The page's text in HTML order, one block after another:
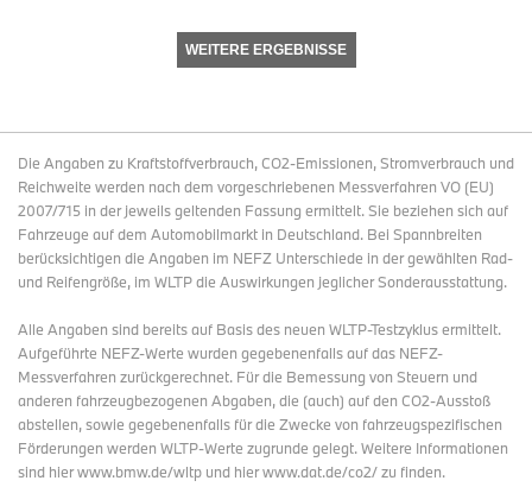
WEITERE ERGEBNISSE
Die Angaben zu Kraftstoffverbrauch, CO2-Emissionen, Stromverbrauch und
Reichweite werden nach dem vorgeschriebenen Messverfahren VO (EU)
2007/715 in der jeweils geltenden Fassung ermittelt. Sie beziehen sich auf
Fahrzeuge auf dem Automobilmarkt in Deutschland. Bei Spannbreiten
berücksichtigen die Angaben im NEFZ Unterschiede in der gewählten Rad-
und Reifengröße, im WLTP die Auswirkungen jeglicher Sonderausstattung.
Alle Angaben sind bereits auf Basis des neuen WLTP-Testzyklus ermittelt.
Aufgeführte NEFZ-Werte wurden gegebenenfalls auf das NEFZ-
Messverfahren zurückgerechnet. Für die Bemessung von Steuern und
anderen fahrzeugbezogenen Abgaben, die (auch) auf den CO2-Ausstoß
abstellen, sowie gegebenenfalls für die Zwecke von fahrzeugspezifischen
Förderungen werden WLTP-Werte zugrunde gelegt. Weitere Informationen
sind hier www.bmw.de/wltp und hier www.dat.de/co2/ zu finden.